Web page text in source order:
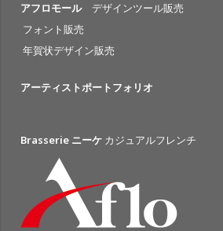
アフロモールデザインツール販売
フォント販売
年賀状デザイン販売
アーティストポートフォリオ
Brasserie ニーケ カジュアルフレンチ